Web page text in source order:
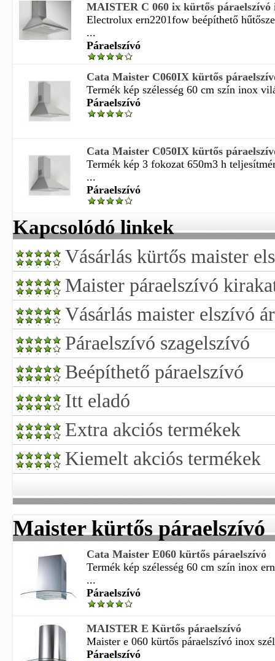
MAISTER C 060 ix kürtős páraelszívó
Electrolux ern2201fow beépíthető
...
Páraelszívó
Cata Maister C060IX kürtős
Termék kép szélesség 60 cm szín inox
Páraelszívó
Cata Maister C050IX kürtős
Termék kép 3 fokozat 650m3 h
...
Páraelszívó
Kapcsolódó linkek
Vásárlás kürtős maister
Maister páraelszívó
Vásárlás maister elszívó
Páraelszívó szagelszívó
Beépíthető páraelszívó
Itt eladó
Extra akciós termékek
Kiemelt akciós termékek
Maister kürtős páraelszívó
Cata Maister E060 kürtős páraelszívó
Termék kép szélesség 60 cm szín inox
...
Páraelszívó
MAISTER E Kürtős páraelszívó
Maister e 060 kürtős páraelszívó inox
Páraelszívó